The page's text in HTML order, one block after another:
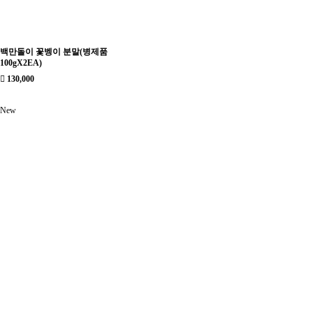
백만돌이 꽃벵이 분말(병제품
100gX2EA)
130,000
New